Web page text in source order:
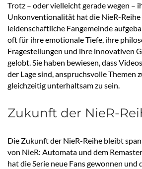
Trotz – oder vielleicht gerade wegen –
Unkonventionalität hat die NieR-Reihe
leidenschaftliche Fangemeinde
oft für ihre emotionale Tiefe, ihre
Fragestellungen und ihre innovativen
gelobt. Sie haben bewiesen, dass
der Lage sind, anspruchsvolle Themen
gleichzeitig unterhaltsam zu sein.
Zukunft der NieR-
Die Zukunft der NieR-Reihe bleibt
von NieR: Automata und dem
hat die Serie neue Fans gewonnen und